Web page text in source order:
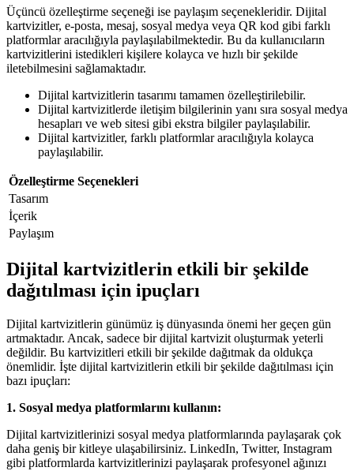
Üçüncü özelleştirme seçeneği ise paylaşım seçenekleridir. Dijital
kartvizitler, e-posta, mesaj, sosyal medya veya QR kod gibi farklı
platformlar aracılığıyla paylaşılabilmektedir. Bu da kullanıcıların
kartvizitlerini istedikleri kişilere kolayca ve hızlı bir şekilde
iletebilmesini sağlamaktadır.
Dijital kartvizitlerin tasarımı tamamen özelleştirilebilir.
Dijital kartvizitlerde iletişim bilgilerinin yanı sıra sosyal medya
hesapları ve web sitesi gibi ekstra bilgiler paylaşılabilir.
Dijital kartvizitler, farklı platformlar aracılığıyla kolayca
paylaşılabilir.
Özelleştirme Seçenekleri
Tasarım
İçerik
Paylaşım
Dijital kartvizitlerin etkili bir şekilde
dağıtılması için ipuçları
Dijital kartvizitlerin günümüz iş dünyasında önemi her geçen gün
artmaktadır. Ancak, sadece bir dijital kartvizit oluşturmak yeterli
değildir. Bu kartvizitleri etkili bir şekilde dağıtmak da oldukça
önemlidir. İşte dijital kartvizitlerin etkili bir şekilde dağıtılması için
bazı ipuçları:
1. Sosyal medya platformlarını kullanın:
Dijital kartvizitlerinizi sosyal medya platformlarında paylaşarak çok
daha geniş bir kitleye ulaşabilirsiniz. LinkedIn, Twitter, Instagram
gibi platformlarda kartvizitlerinizi paylaşarak profesyonel ağınızı